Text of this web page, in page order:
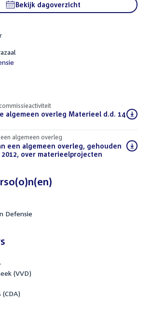
Bekijk dagoverzicht
algemeen overleg Materieel d.d. 14
algemeen overleg
een algemeen overleg, gehouden
2012, over materieelprojecten
Defensie
(VVD)
(CDA)